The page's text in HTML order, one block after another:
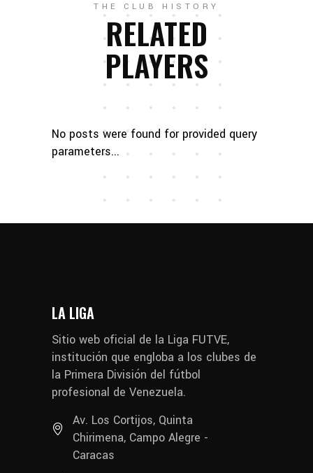
THE CLUB HISTORY
RELATED
PLAYERS
No posts were found for provided query
parameters...
LA LIGA
Sitio web oficial de la Liga FUTVE,
institución que engloba a los clubes de
la Primera División del fútbol
profesional de Venezuela.
Av. Los Cortijos, Quinta
Chirimena, Campo Alegre -
Caracas